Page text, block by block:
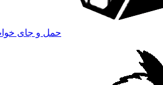
حمل و جای